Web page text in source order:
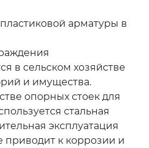
арматуры в
в сельском хозяйстве
и имущества.
опорных стоек для
стальная
эксплуатация
приводит к коррозии и